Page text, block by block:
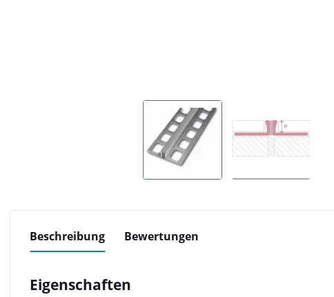
Beschreibung Bewertungen
Eigenschaften